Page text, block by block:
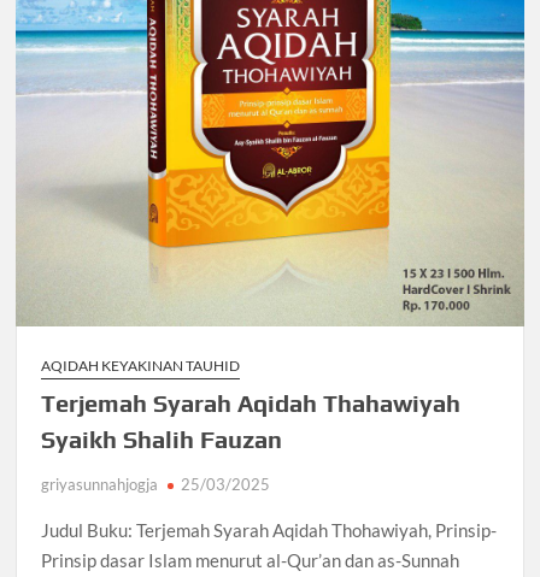
AQIDAH KEYAKINAN TAUHID
Terjemah Syarah Aqidah Thahawiyah
Syaikh Shalih Fauzan
griyasunnahjogja 25/03/2025
Judul Buku: Terjemah Syarah Aqidah Thohawiyah, Prinsip-
Prinsip dasar Islam menurut al-Qur’an dan as-Sunnah